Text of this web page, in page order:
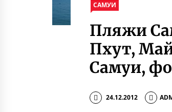
САМУИ
Пляжи
Пхут,
Самуи,
24.12.2012